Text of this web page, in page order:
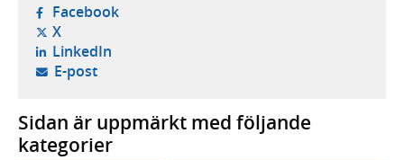
Facebook- öppnas i ny flik, extern webbplats,
X- öppnas i ny flik, extern webbplats,
LinkedIn- öppnas i ny flik, extern webbplats,
E-post- öppnar din e-postklient,
Sidan är uppmärkt med följande
kategorier